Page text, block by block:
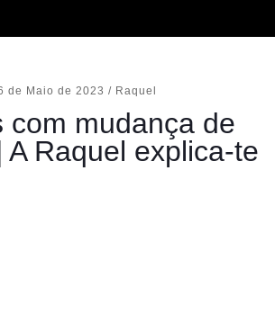
de limites.
de Maio de 2023 / Raquel
com mudança de
A Raquel explica-te